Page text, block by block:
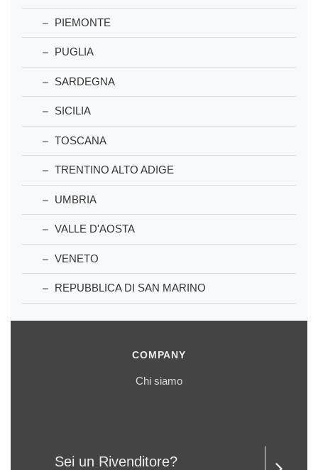
PIEMONTE
PUGLIA
SARDEGNA
SICILIA
TOSCANA
TRENTINO ALTO ADIGE
UMBRIA
VALLE D'AOSTA
VENETO
REPUBBLICA DI SAN MARINO
COMPANY
Chi siamo
Sei un Rivenditore?